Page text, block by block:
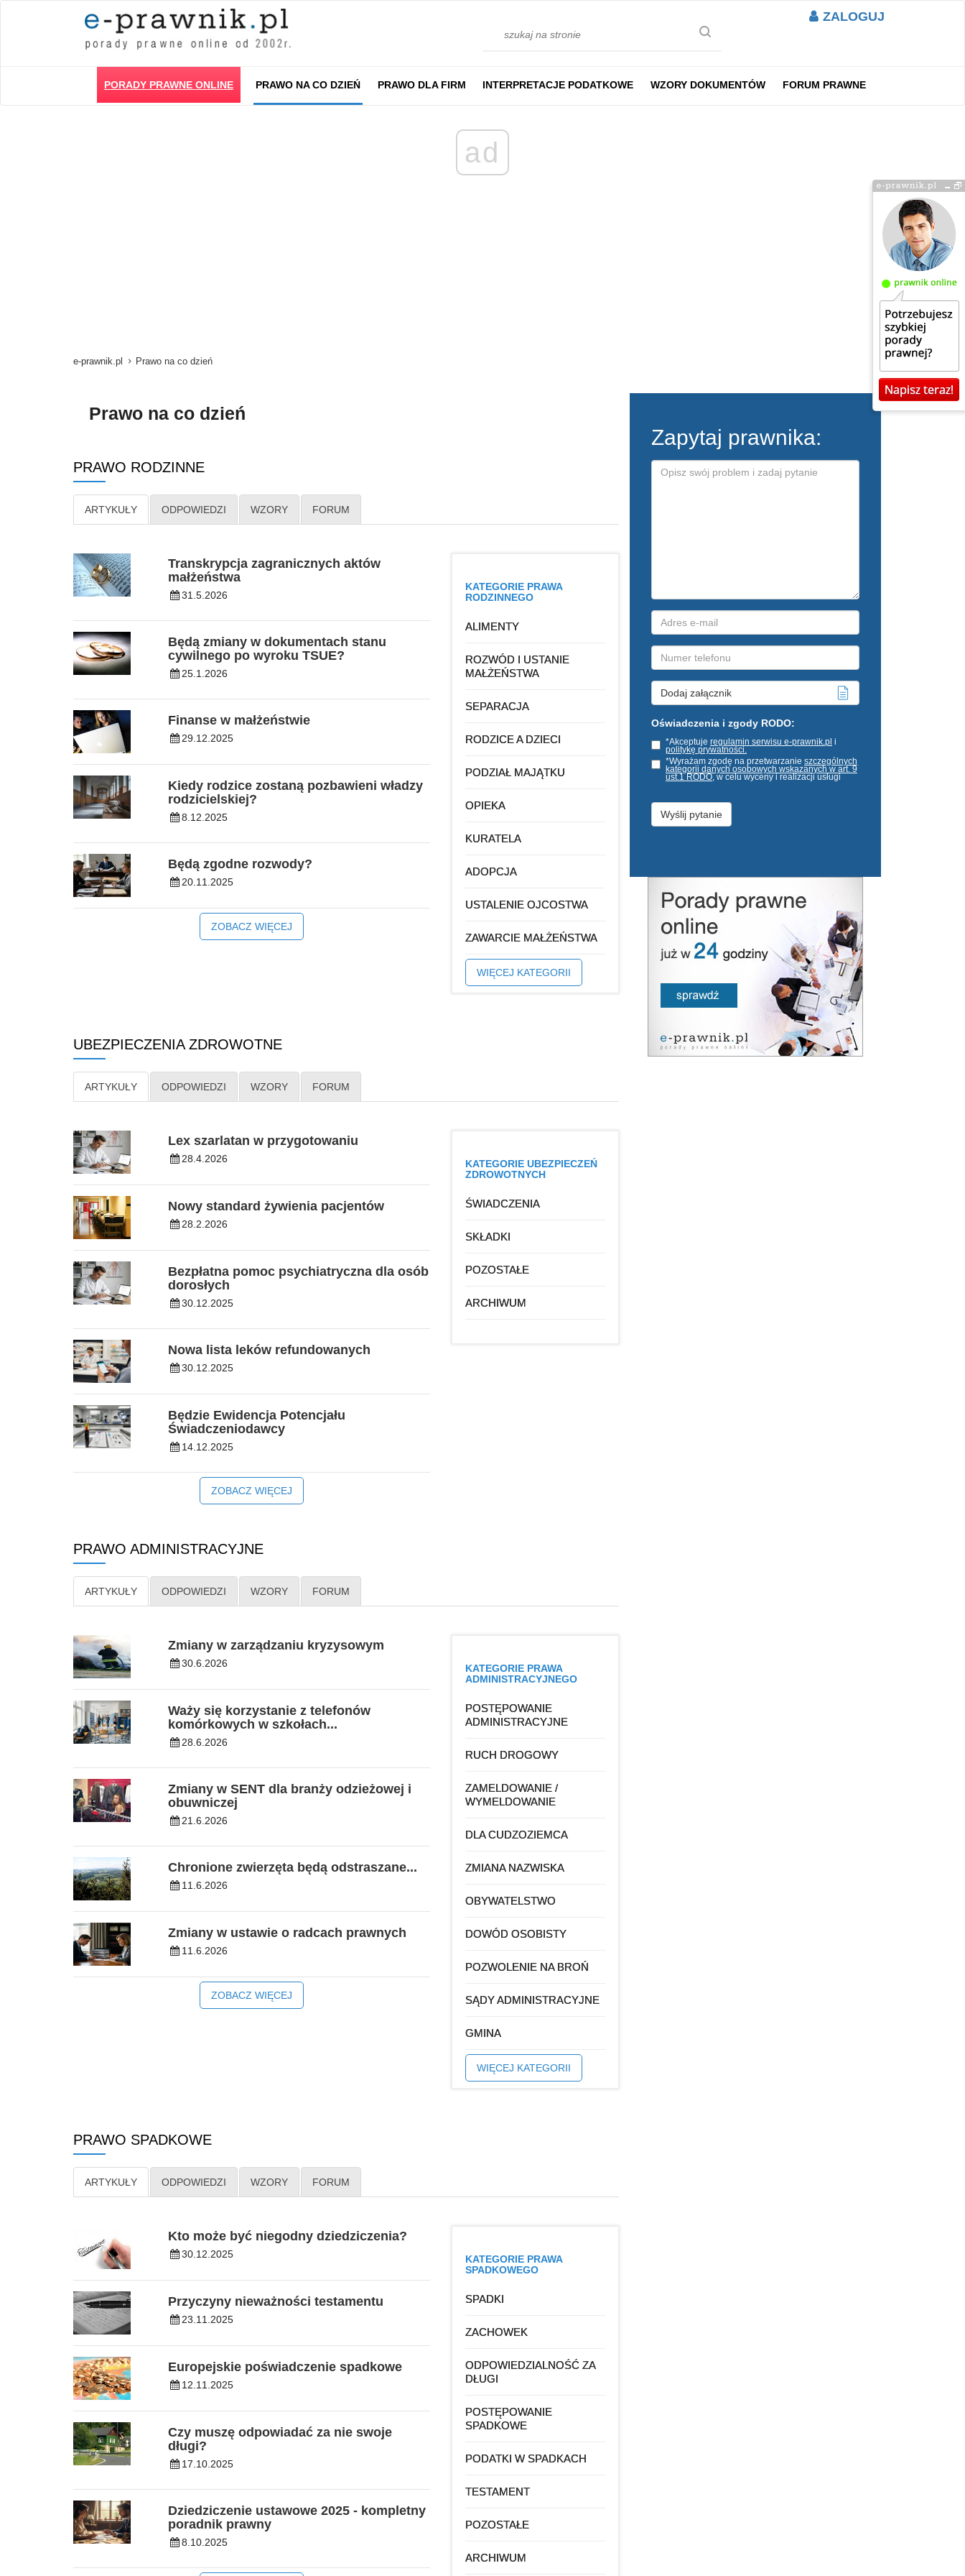
ZALOGUJ
PORADY PRAWNE ONLINE PRAWO NA CO DZIEŃ PRAWO DLA FIRM INTERPRETACJE PODATKOWE WZORY DOKUMENTÓW FORUM PRAWNE
ad
e-prawnik.pl Prawo na co dzień
Prawo na co dzień
PRAWO RODZINNE
ARTYKUŁY ODPOWIEDZI WZORY FORUM
Transkrypcja zagranicznych aktów
małżeństwa
31.5.2026
Będą zmiany w dokumentach stanu
cywilnego po wyroku TSUE?
25.1.2026
Finanse w małżeństwie
29.12.2025
Kiedy rodzice zostaną pozbawieni władzy
rodzicielskiej?
8.12.2025
Będą zgodne rozwody?
20.11.2025
ZOBACZ WIĘCEJ
KATEGORIE PRAWA
RODZINNEGO
ALIMENTY
ROZWÓD I USTANIE
MAŁŻEŃSTWA
SEPARACJA
RODZICE A DZIECI
PODZIAŁ MAJĄTKU
OPIEKA
KURATELA
ADOPCJA
USTALENIE OJCOSTWA
ZAWARCIE MAŁŻEŃSTWA
WIĘCEJ KATEGORII
UBEZPIECZENIA ZDROWOTNE
ARTYKUŁY ODPOWIEDZI WZORY FORUM
Lex szarlatan w przygotowaniu
28.4.2026
Nowy standard żywienia pacjentów
28.2.2026
Bezpłatna pomoc psychiatryczna dla osób
dorosłych
30.12.2025
Nowa lista leków refundowanych
30.12.2025
Będzie Ewidencja Potencjału
Świadczeniodawcy
14.12.2025
ZOBACZ WIĘCEJ
KATEGORIE UBEZPIECZEŃ
ZDROWOTNYCH
ŚWIADCZENIA
SKŁADKI
POZOSTAŁE
ARCHIWUM
PRAWO ADMINISTRACYJNE
ARTYKUŁY ODPOWIEDZI WZORY FORUM
Zmiany w zarządzaniu kryzysowym
30.6.2026
Waży się korzystanie z telefonów
komórkowych w szkołach...
28.6.2026
Zmiany w SENT dla branży odzieżowej i
obuwniczej
21.6.2026
Chronione zwierzęta będą odstraszane...
11.6.2026
Zmiany w ustawie o radcach prawnych
11.6.2026
ZOBACZ WIĘCEJ
KATEGORIE PRAWA
ADMINISTRACYJNEGO
POSTĘPOWANIE
ADMINISTRACYJNE
RUCH DROGOWY
ZAMELDOWANIE /
WYMELDOWANIE
DLA CUDZOZIEMCA
ZMIANA NAZWISKA
OBYWATELSTWO
DOWÓD OSOBISTY
POZWOLENIE NA BROŃ
SĄDY ADMINISTRACYJNE
GMINA
WIĘCEJ KATEGORII
PRAWO SPADKOWE
ARTYKUŁY ODPOWIEDZI WZORY FORUM
Kto może być niegodny dziedziczenia?
30.12.2025
Przyczyny nieważności testamentu
23.11.2025
Europejskie poświadczenie spadkowe
12.11.2025
Czy muszę odpowiadać za nie swoje
długi?
17.10.2025
Dziedziczenie ustawowe 2025 - kompletny
poradnik prawny
8.10.2025
KATEGORIE PRAWA
SPADKOWEGO
SPADKI
ZACHOWEK
ODPOWIEDZIALNOŚĆ ZA
DŁUGI
POSTĘPOWANIE
SPADKOWE
PODATKI W SPADKACH
TESTAMENT
POZOSTAŁE
ARCHIWUM
Zapytaj prawnika:
Dodaj załącznik
Oświadczenia i zgody RODO:
*Akceptuje regulamin serwisu e-prawnik.pl i
politykę prywatności.
*Wyrażam zgodę na przetwarzanie szczególnych
kategorii danych osobowych wskazanych w art. 9
ust.1 RODO, w celu wyceny i realizacji usługi